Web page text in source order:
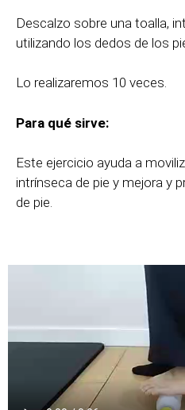
Descalzo sobre una toalla,
utilizando los dedos de los
Lo realizaremos 10 veces.
Para qué sirve:
Este ejercicio ayuda a
intrínseca de pie y mejora y
de pie.